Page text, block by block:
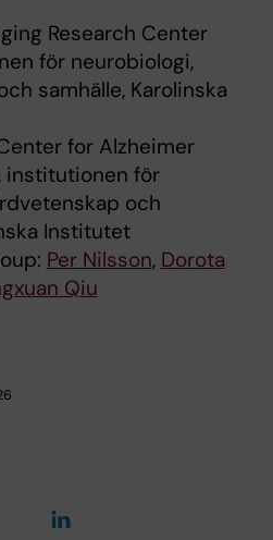
Research Center
för neurobiologi,
samhälle, Karolinska
for Alzheimer
institutionen för
och
Institutet
Per Nilsson, Dorota
Qiu